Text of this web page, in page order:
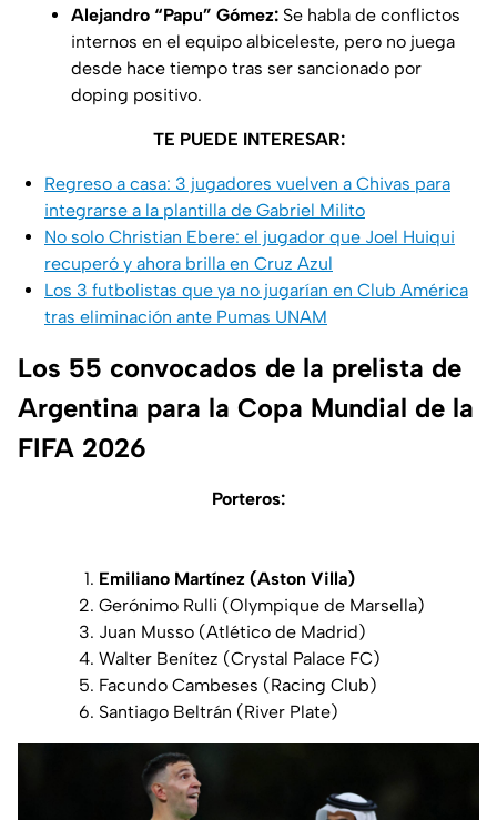
Alejandro “Papu” Gómez: Se habla de conflictos
internos en el equipo albiceleste, pero no juega
desde hace tiempo tras ser sancionado por
doping positivo.
TE PUEDE INTERESAR:
Regreso a casa: 3 jugadores vuelven a Chivas para
integrarse a la plantilla de Gabriel Milito
No solo Christian Ebere: el jugador que Joel Huiqui
recuperó y ahora brilla en Cruz Azul
Los 3 futbolistas que ya no jugarían en Club América
tras eliminación ante Pumas UNAM
Los 55 convocados de la prelista de
Argentina para la Copa Mundial de la
FIFA 2026
Porteros:
Emiliano Martínez (Aston Villa)
Gerónimo Rulli (Olympique de Marsella)
Juan Musso (Atlético de Madrid)
Walter Benítez (Crystal Palace FC)
Facundo Cambeses (Racing Club)
Santiago Beltrán (River Plate)